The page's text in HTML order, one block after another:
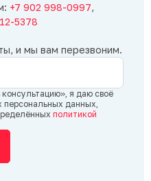
+7 902 998-0997,
5378
и мы вам перезвоним.
я даю своё
персональных данных,
политикой